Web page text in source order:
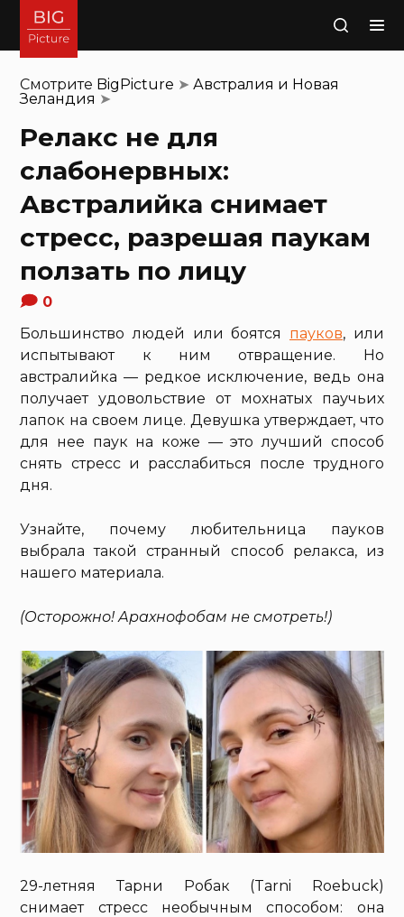
Поиск
Смотрите BigPicture ➤Австралия и Новая
Зеландия ➤
Релакс не для
слабонервных:
Австралийка снимает
стресс, разрешая паукам
ползать по лицу
0
Большинство людей или боятся пауков, или
испытывают к ним отвращение. Но
австралийка — редкое исключение, ведь она
получает удовольствие от мохнатых паучьих
лапок на своем лице. Девушка утверждает, что
для нее паук на коже — это лучший способ
снять стресс и расслабиться после трудного
дня.
Узнайте, почему любительница пауков
выбрала такой странный способ релакса, из
нашего материала.
(Осторожно! Арахнофобам не смотреть!)
29-летняя Тарни Робак (Tarni Roebuck)
снимает стресс необычным способом: она